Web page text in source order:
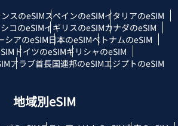
スのeSIMスペインのeSIMイタリアのeSIM
コのeSIMイギリスのeSIMカナダのeSIM
シアのeSIM日本のeSIMベトナムのeSIM
ドイツのeSIMギリシャのeSIM
アラブ首長国連邦のeSIMエジプトのeSIM
地域別eSIM